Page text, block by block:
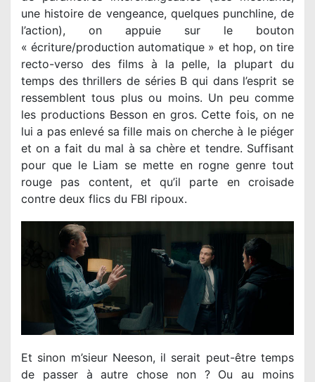
une histoire de vengeance, quelques punchline, de
l’action), on appuie sur le bouton
« écriture/production automatique » et hop, on tire
recto-verso des films à la pelle, la plupart du
temps des thrillers de séries B qui dans l’esprit se
ressemblent tous plus ou moins. Un peu comme
les productions Besson en gros. Cette fois, on ne
lui a pas enlevé sa fille mais on cherche à le piéger
et on a fait du mal à sa chère et tendre. Suffisant
pour que le Liam se mette en rogne genre tout
rouge pas content, et qu’il parte en croisade
contre deux flics du FBI ripoux.
Et sinon m’sieur Neeson, il serait peut-être temps
de passer à autre chose non ? Ou au moins